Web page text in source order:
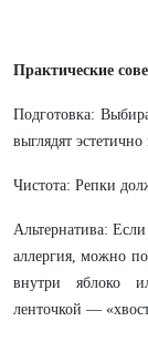
Практические
Подготовка:
выглядят
Чистота: Репки
Альтернатива:
аллергия, можно
внутри яблоко
ленточкой —